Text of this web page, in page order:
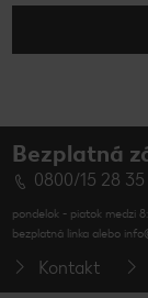
Bezplatná
0800/15 28 35
pondelok - piatok medzi
bezplatná linka alebo
Kontakt